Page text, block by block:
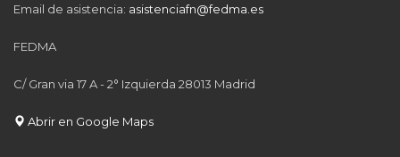
Email de asistencia: asistenciafn@fedma.es
FEDMA
C/ Gran via 17 A - 2° Izquierda 28013 Madrid
Abrir en Google Maps